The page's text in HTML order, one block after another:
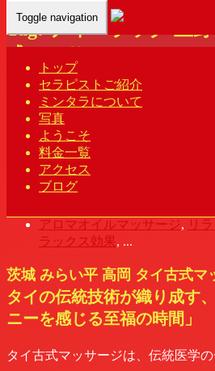
Toggle navigation
トップ
セラピストご紹介
ミンタラについて
写真
ようこそ
料金一覧
アクセス
ブログ
Tag: ティーラック 上野
Home - ティーラック 上野 御徒町 タ
ミンタラ タイ古式マッ
らい平 高岡
mintra
アロマオイルマッサージ, リ
ラックス効果, ...
茨城 みらい平 高岡 タイ古式マ
タイの伝統技術が織り成す
ニーを感じる至福の時間」
タイ古式マッサージは、伝統医学